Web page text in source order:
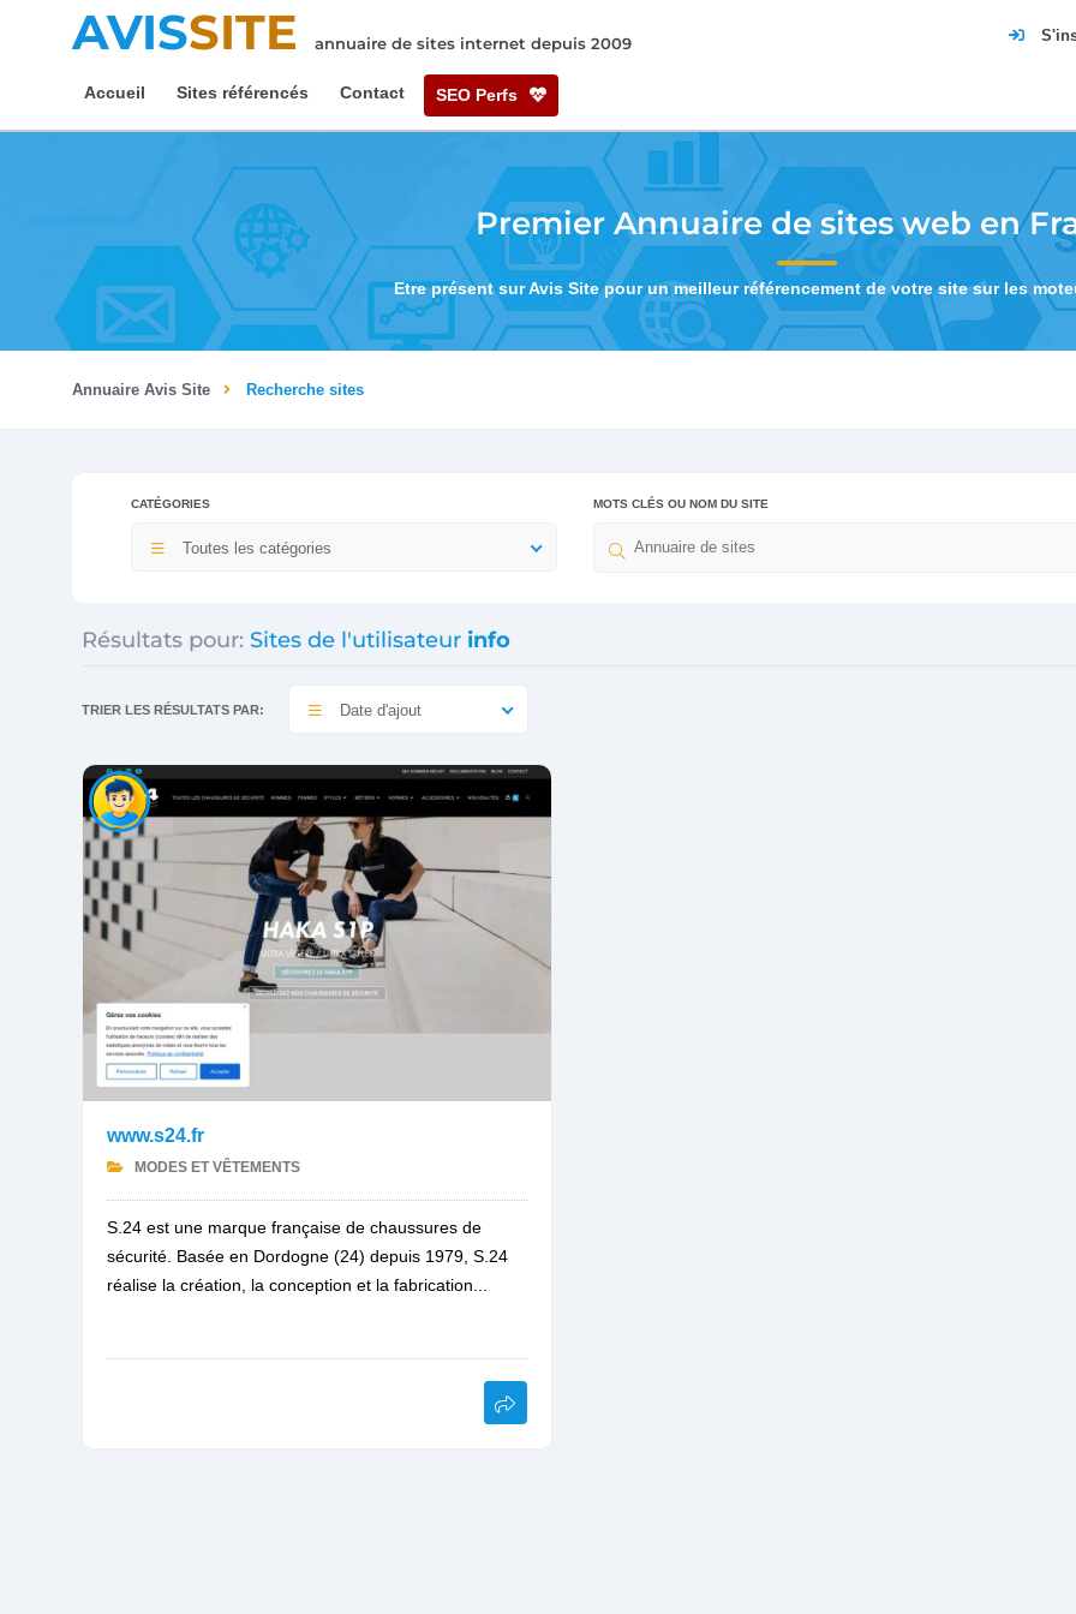
AVISSITE annuaire de sites internet depuis 2009
Accueil Sites référencés Contact SEO Perfs
Premier Annuaire de sites web en
Etre présent sur Avis Site pour un meilleur référencement de votre site sur les
Annuaire Avis Site Recherche sites
CATÉGORIES
Toutes les catégories
MOTS CLÉS OU NOM DU SITE
Résultats pour: Sites de l'utilisateur info
TRIER LES RÉSULTATS PAR: Date d'ajout
www.s24.fr
MODES ET VÊTEMENTS
S.24 est une marque française de chaussures de
sécurité. Basée en Dordogne (24) depuis 1979, S.24
réalise la création, la conception et la fabrication...